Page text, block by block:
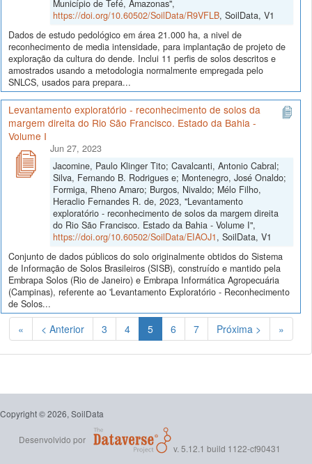
Município de Tefé, Amazonas",
https://doi.org/10.60502/SoilData/R9VFLB, SoilData, V1
Dados de estudo pedológico em área 21.000 ha, a nivel de
reconhecimento de media intensidade, para implantação de projeto de
exploração da cultura do dende. Inclui 11 perfis de solos descritos e
amostrados usando a metodologia normalmente empregada pelo
SNLCS, usados para prepara...
Levantamento exploratório - reconhecimento de solos da
margem direita do Rio São Francisco. Estado da Bahia -
Volume I
Jun 27, 2023
Jacomine, Paulo Klinger Tito; Cavalcanti, Antonio Cabral;
Silva, Fernando B. Rodrigues e; Montenegro, José Onaldo;
Formiga, Rheno Amaro; Burgos, Nivaldo; Mélo Filho,
Heraclio Fernandes R. de, 2023, "Levantamento
exploratório - reconhecimento de solos da margem direita
do Rio São Francisco. Estado da Bahia - Volume I",
https://doi.org/10.60502/SoilData/EIAOJ1, SoilData, V1
Conjunto de dados públicos do solo originalmente obtidos do Sistema
de Informação de Solos Brasileiros (SISB), construído e mantido pela
Embrapa Solos (Rio de Janeiro) e Embrapa Informática Agropecuária
(Campinas), referente ao 'Levantamento Exploratório - Reconhecimento
de Solos...
« < Anterior 3 4 5(Atual)
6 7 Próxima > »
Copyright © 2026, SoilData
Desenvolvido por
v. 5.12.1 build 1122-cf90431